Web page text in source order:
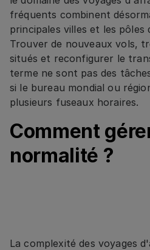
fréquents combinent
principales villes et les pôles
Trouver de nouveaux vols,
situés et reconfigurer le
terme ne sont pas des
si le bureau mondial ou
plusieurs fuseaux horaires.
Comment
normalité ?
La complexité des voyages